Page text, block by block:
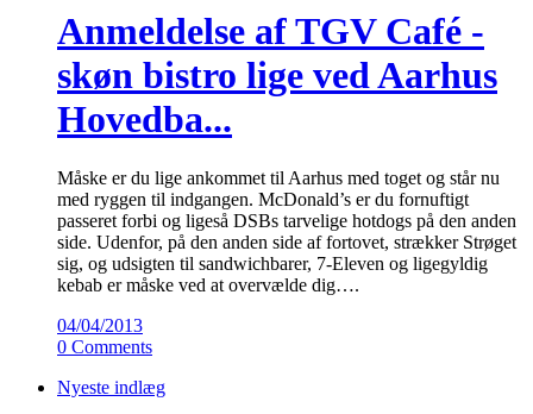
Anmeldelse af TGV Café -
skøn bistro lige ved Aarhus
Hovedba...
Måske er du lige ankommet til Aarhus med toget og står nu
med ryggen til indgangen. McDonald’s er du fornuftigt
passeret forbi og ligeså DSBs tarvelige hotdogs på den anden
side. Udenfor, på den anden side af fortovet, strækker Strøget
sig, og udsigten til sandwichbarer, 7-Eleven og ligegyldig
kebab er måske ved at overvælde dig….
04/04/2013
0 Comments
Nyeste indlæg